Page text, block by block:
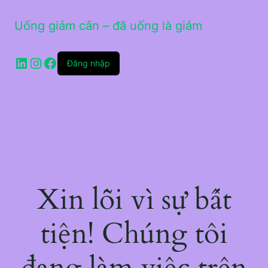
Uống giảm cân – đã uống là giảm
LinkedIn
Instagram
Facebook
Đăng nhập
Xin lỗi vì sự bất
tiện! Chúng tôi